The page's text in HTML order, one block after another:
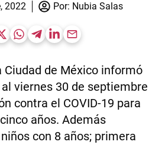
2022 Por: Nubia Salas
Ciudad de México informó
viernes 30 de septiembre
contra el COVID-19 para
años. Además
con 8 años; primera